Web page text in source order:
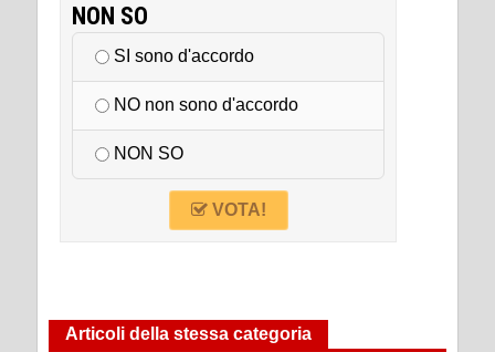
NON SO
SI sono d'accordo
NO non sono d'accordo
NON SO
VOTA!
Articoli della stessa categoria